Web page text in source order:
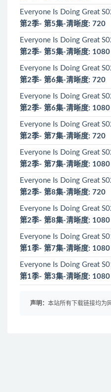
Everyone Is Doing Great
第2季- 第5集-清晰度: 720
Everyone Is Doing Great
第2季- 第5集-清晰度: 1080
Everyone Is Doing Great
第2季- 第6集-清晰度: 720
Everyone Is Doing Great
第2季- 第6集-清晰度: 1080
Everyone Is Doing Great
第2季- 第7集-清晰度: 720
Everyone Is Doing Great
第2季- 第7集-清晰度: 1080
Everyone Is Doing Great
第2季- 第8集-清晰度: 720
Everyone Is Doing Great
第2季- 第8集-清晰度: 1080
Everyone Is Doing Great
第1季- 第7集-清晰度: 1080
Everyone Is Doing Great
第1季- 第3集-清晰度: 1080
声明： 本站所有下载链接均为